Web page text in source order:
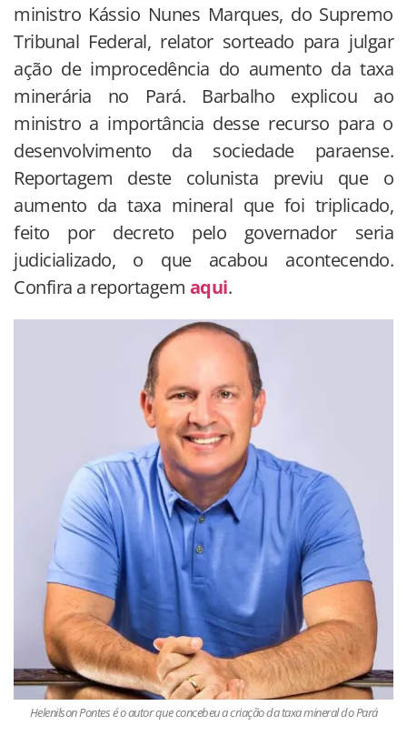
ministro Kássio Nunes Marques, do Supremo
Tribunal Federal, relator sorteado para julgar
ação de improcedência do aumento da taxa
minerária no Pará. Barbalho explicou ao
ministro a importância desse recurso para o
desenvolvimento da sociedade paraense.
Reportagem deste colunista previu que o
aumento da taxa mineral que foi triplicado,
feito por decreto pelo governador seria
judicializado, o que acabou acontecendo.
Confira a reportagem aqui.
Helenilson Pontes é o autor que concebeu a criação da taxa mineral do Pará